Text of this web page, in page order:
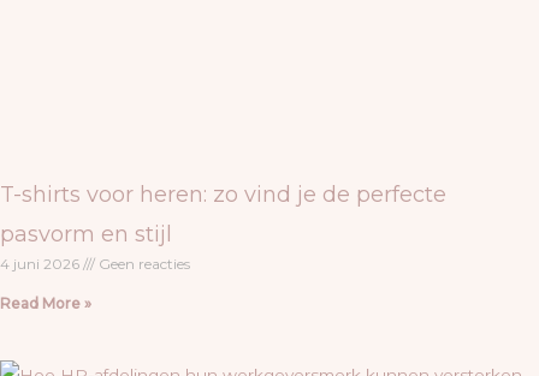
T-shirts voor heren: zo vind je de perfecte
pasvorm en stijl
4 juni 2026 Geen reacties
Read More »